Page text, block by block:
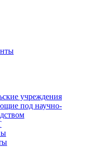
учреждения
под научно-